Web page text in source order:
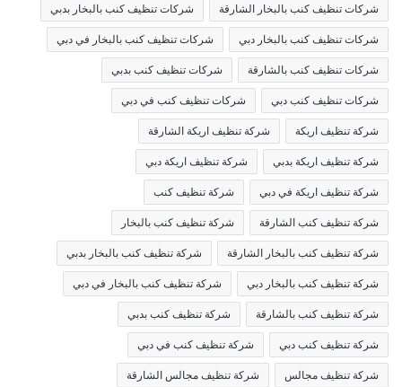
شركات تنظيف كنب بالبخار الشارقة شركات تنظيف كنب بالبخار بدبي
شركات تنظيف كنب بالبخار دبي شركات تنظيف كنب بالبخار في دبي
شركات تنظيف كنب بالشارقة شركات تنظيف كنب بدبي
شركات تنظيف كنب دبي شركات تنظيف كنب في دبي
شركة تنظيف اريكة شركة تنظيف اريكة الشارقة
شركة تنظيف اريكة بدبي شركة تنظيف اريكة دبي
شركة تنظيف اريكة في دبي شركة تنظيف كنب
شركة تنظيف كنب الشارقة شركة تنظيف كنب بالبخار
شركة تنظيف كنب بالبخار الشارقة شركة تنظيف كنب بالبخار بدبي
شركة تنظيف كنب بالبخار دبي شركة تنظيف كنب بالبخار في دبي
شركة تنظيف كنب بالشارقة شركة تنظيف كنب بدبي
شركة تنظيف كنب دبي شركة تنظيف كنب في دبي
شركة تنظيف مجالس شركة تنظيف مجالس الشارقة